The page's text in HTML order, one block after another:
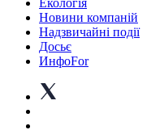
Екологія
Новини компаній
Надзвичайні події
Досьє
ИнфоFor